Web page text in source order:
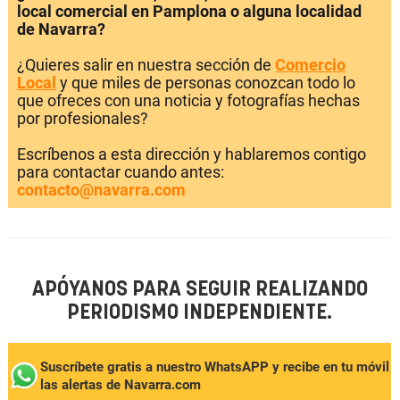
local comercial en Pamplona o alguna localidad
de Navarra?
¿Quieres salir en nuestra sección de Comercio
Local y que miles de personas conozcan todo lo
que ofreces con una noticia y fotografías hechas
por profesionales?
Escríbenos a esta dirección y hablaremos contigo
para contactar cuando antes:
contacto@navarra.com
APÓYANOS PARA SEGUIR REALIZANDO
PERIODISMO INDEPENDIENTE.
Suscríbete gratis a nuestro WhatsAPP y recibe en tu móvil
las alertas de Navarra.com